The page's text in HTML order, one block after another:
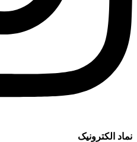
نماد الکترونیک